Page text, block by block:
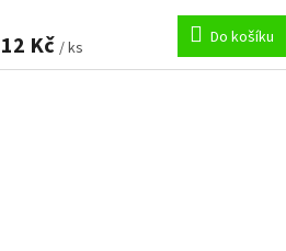
12 Kč / ks Do košíku